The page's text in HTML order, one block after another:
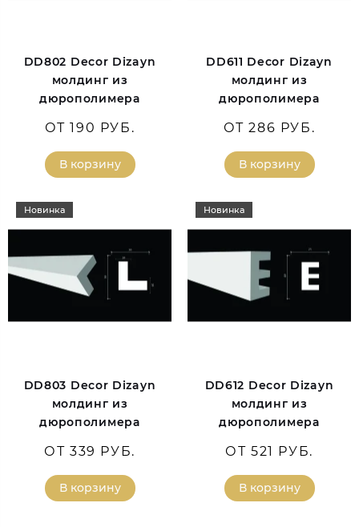
DD802 Decor Dizayn
молдинг из
дюрополимера
ОТ 190 РУБ.
В корзину
DD611 Decor Dizayn
молдинг из
дюрополимера
ОТ 286 РУБ.
В корзину
Новинка
DD803 Decor Dizayn
молдинг из
дюрополимера
ОТ 339 РУБ.
В корзину
Новинка
DD612 Decor Dizayn
молдинг из
дюрополимера
ОТ 521 РУБ.
В корзину